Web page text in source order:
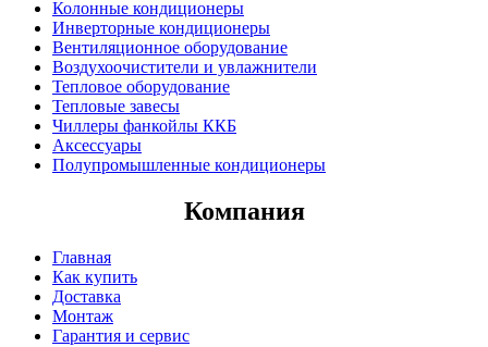
Колонные кондиционеры
Инверторные кондиционеры
Вентиляционное оборудование
Воздухоочистители и увлажнители
Тепловое оборудование
Тепловые завесы
Чиллеры фанкойлы ККБ
Аксессуары
Полупромышленные кондиционеры
Компания
Главная
Как купить
Доставка
Монтаж
Гарантия и сервис